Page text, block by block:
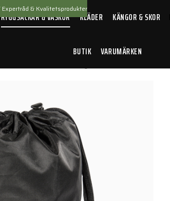
Expertråd & Kvalitetsprodukter
RYGGSÄCKAR & VÄSKOR KLÄDER KÄNGOR & SKOR
BUTIK VARUMÄRKEN